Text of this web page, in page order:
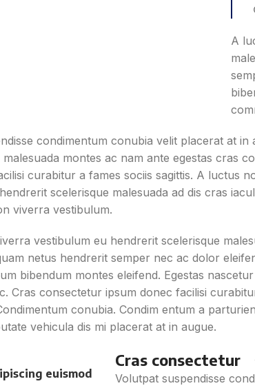
A
condimentum conubia velit placerat at in
montes ac nam ante egestas cras
curabitur a fames sociis sagittis. A luctus
scelerisque malesuada ad dis cras
viverra vestibulum.
vestibulum eu hendrerit scelerisque
netus hendrerit semper nec ac dolor
bibendum montes eleifend. Egestas
Cras consectetur ipsum donec facilisi
conubia. Condim entum a
vehicula dis mi placerat at in augue.
euismod
Cras consectetur
Volutpat suspendisse